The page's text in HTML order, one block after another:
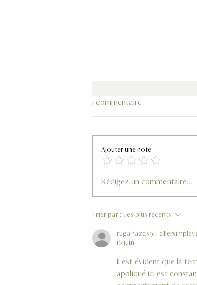
La vérité sur le liège projeté I
1 commentaire
Ajouter une note
Rédigez un commentaire...
Trier par : Les plus récents
16 juin
Il est évident que la
appliqué ici est